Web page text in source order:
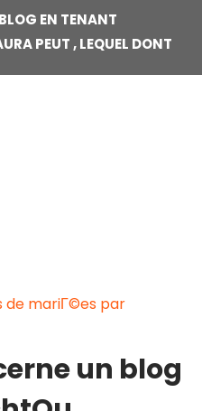
EN TENANT
PEUT , LEQUEL DONT
de mariГ©es par
un blog